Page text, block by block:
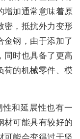
增加通常意味着原
密，抵抗外力变形
金钢，由于添加了
同时也具备了更高
荷的机械零件、模
和延展性也有一
材可能具有较好的